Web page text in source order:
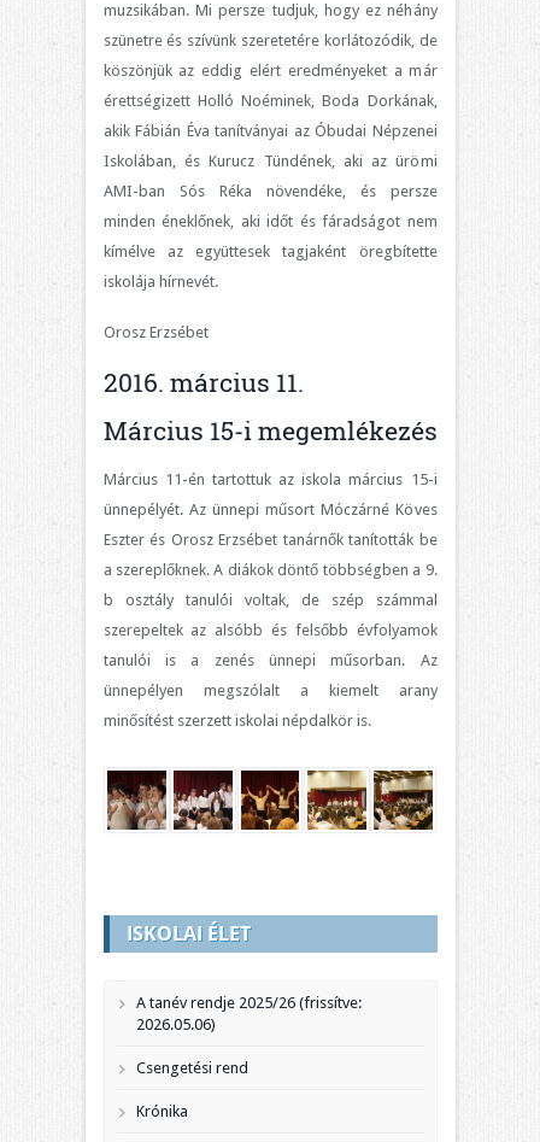
muzsikában. Mi persze tudjuk, hogy ez néhány
szünetre és szívünk szeretetére korlátozódik, de
köszönjük az eddig elért eredményeket a már
érettségizett Holló Noéminek, Boda Dorkának,
akik Fábián Éva tanítványai az Óbudai Népzenei
Iskolában, és Kurucz Tündének, aki az ürömi
AMI-ban Sós Réka növendéke, és persze
minden éneklőnek, aki időt és fáradságot nem
kímélve az együttesek tagjaként öregbítette
iskolája hírnevét.
Orosz Erzsébet
2016. március 11.
Március 15-i megemlékezés
Március 11-én tartottuk az iskola március 15-i
ünnepélyét. Az ünnepi műsort Móczárné Köves
Eszter és Orosz Erzsébet tanárnők tanították be
a szereplőknek. A diákok döntő többségben a 9.
b osztály tanulói voltak, de szép számmal
szerepeltek az alsóbb és felsőbb évfolyamok
tanulói is a zenés ünnepi műsorban. Az
ünnepélyen megszólalt a kiemelt arany
minősítést szerzett iskolai népdalkör is.
ISKOLAI ÉLET
A tanév rendje 2025/26 (frissítve:
2026.05.06)
Csengetési rend
Krónika